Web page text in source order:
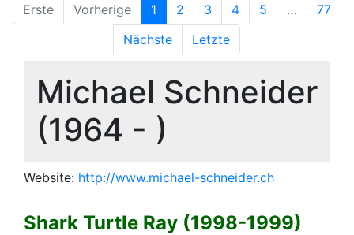
Erste
Vorherige 1 2 3 4 5 …
77
Nächste
Letzte
Michael Schneider
(1964 - )
Website: http://www.michael-schneider.ch
Shark Turtle Ray (1998-1999)